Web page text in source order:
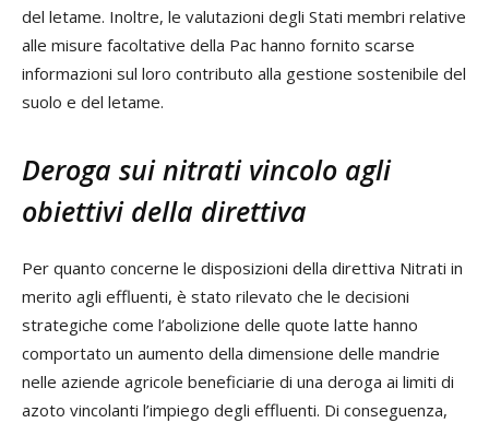
del letame. Inoltre, le valutazioni degli Stati membri relative
alle misure facoltative della Pac hanno fornito scarse
informazioni sul loro contributo alla gestione sostenibile del
suolo e del letame.
Deroga sui nitrati vincolo agli
obiettivi della direttiva
Per quanto concerne le disposizioni della direttiva Nitrati in
merito agli effluenti, è stato rilevato che le decisioni
strategiche come l’abolizione delle quote latte hanno
comportato un aumento della dimensione delle mandrie
nelle aziende agricole beneficiarie di una deroga ai limiti di
azoto vincolanti l’impiego degli effluenti. Di conseguenza,